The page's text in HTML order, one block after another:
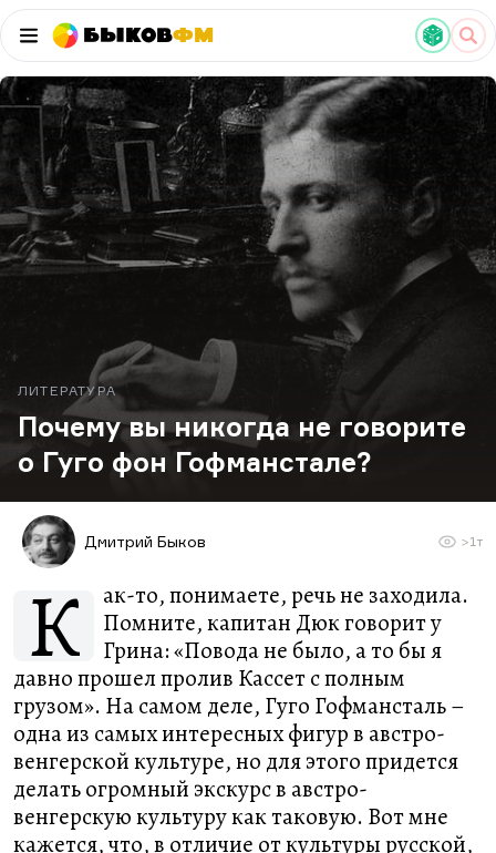
БыковФМ
ЛИТЕРАТУРА
Почему вы никогда не говорите
о Гуго фон Гофманстале?
Дмитрий Быков >1т
К
ак-то, понимаете, речь не заходила.
Помните, капитан Дюк говорит у
Грина: «Повода не было, а то бы я
давно прошел пролив Кассет с полным
грузом». На самом деле, Гуго Гофмансталь –
одна из самых интересных фигур в австро-
венгерской культуре, но для этого придется
делать огромный экскурс в австро-
венгерскую культуру как таковую. Вот мне
кажется, что, в отличие от культуры русской,